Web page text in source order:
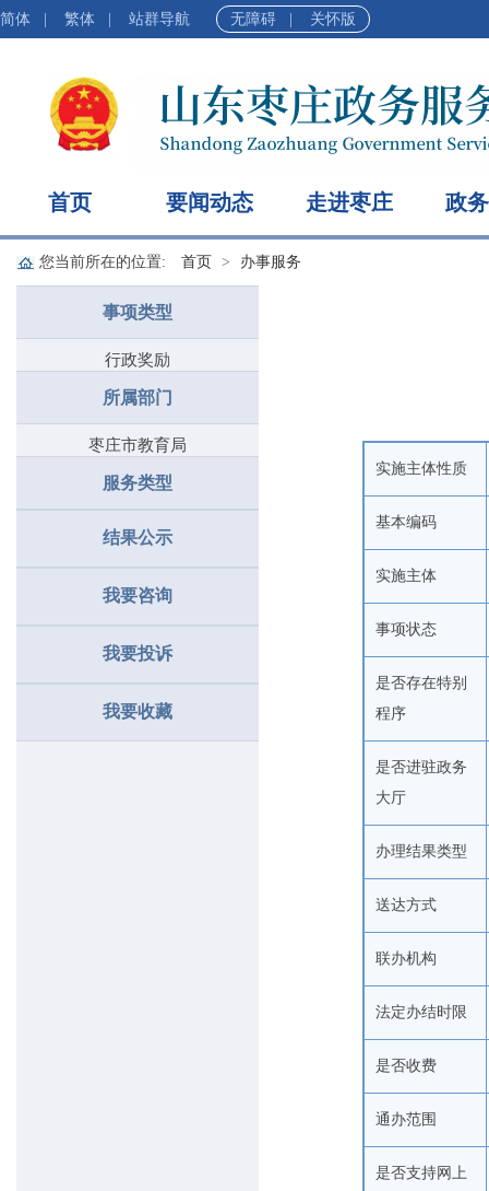
简体 繁体 站群导航 无障碍 关怀版
首页 要闻动态 走进枣庄 政
您当前所在的位置: 首页 办事服务
事项类型
行政奖励
所属部门
枣庄市教育局
服务类型
结果公示
我要咨询
我要投诉
我要收藏
实施主体性质
基本编码
实施主体
事项状态
是否存在特别
程序
是否进驻政务
大厅
办理结果类型
送达方式
联办机构
法定办结时限
是否收费
通办范围
是否支持网上